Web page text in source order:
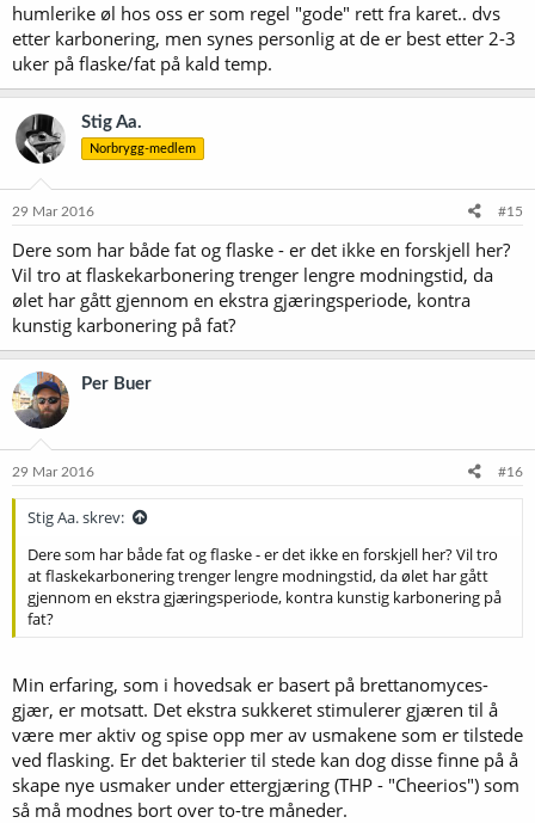
humlerike øl hos oss er som regel "gode" rett fra karet.. dvs
etter karbonering, men synes personlig at de er best etter 2-3
uker på flaske/fat på kald temp.
Stig Aa.
Norbrygg-medlem
29 Mar 2016 #15
Dere som har både fat og flaske - er det ikke en forskjell her?
Vil tro at flaskekarbonering trenger lengre modningstid, da
ølet har gått gjennom en ekstra gjæringsperiode, kontra
kunstig karbonering på fat?
Per Buer
29 Mar 2016 #16
Stig Aa. skrev:
Dere som har både fat og flaske - er det ikke en forskjell her? Vil tro
at flaskekarbonering trenger lengre modningstid, da ølet har gått
gjennom en ekstra gjæringsperiode, kontra kunstig karbonering på
fat?
Min erfaring, som i hovedsak er basert på brettanomyces-
gjær, er motsatt. Det ekstra sukkeret stimulerer gjæren til å
være mer aktiv og spise opp mer av usmakene som er tilstede
ved flasking. Er det bakterier til stede kan dog disse finne på å
skape nye usmaker under ettergjæring (THP - "Cheerios") som
så må modnes bort over to-tre måneder.